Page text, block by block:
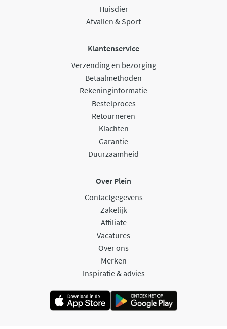
Huisdier
Afvallen & Sport
Klantenservice
Verzending en bezorging
Betaalmethoden
Rekeninginformatie
Bestelproces
Retourneren
Klachten
Garantie
Duurzaamheid
Over Plein
Contactgegevens
Zakelijk
Affiliate
Vacatures
Over ons
Merken
Inspiratie & advies